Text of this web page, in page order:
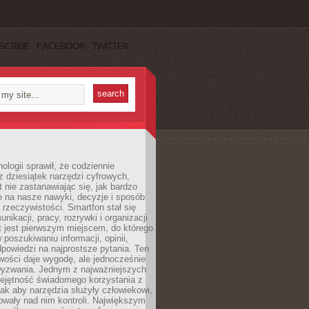
FACEBOOK TWITTER
sprawił, że codziennie
dziesiątek narzędzi cyfrowych,
nie zastanawiając się, jak bardzo
na nasze nawyki, decyzje i sposób
rzeczywistości. Smartfon stał się
pracy, rozrywki i organizacji
jest pierwszym miejscem, do którego
poszukiwaniu informacji, opinii,
na najprostsze pytania. Ten
daje wygodę, ale jednocześnie
Jednym z najważniejszych
świadomego korzystania z
aby narzędzia służyły człowiekowi,
nad nim kontroli. Największym